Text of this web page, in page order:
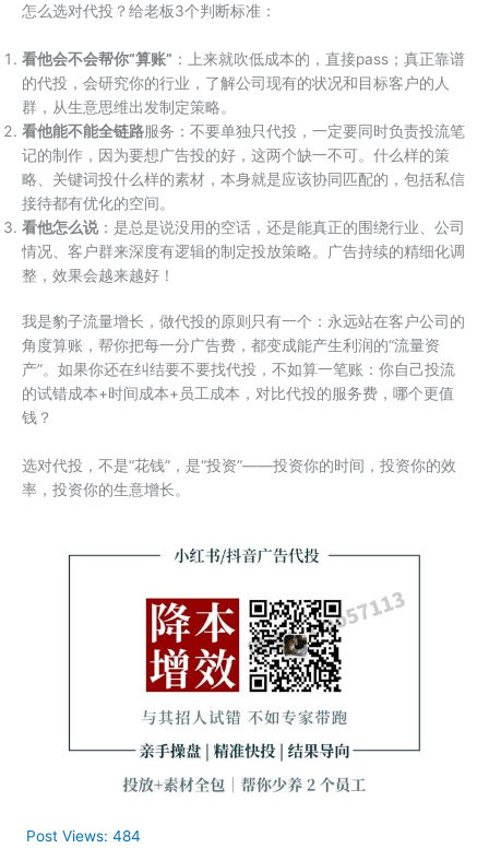
怎么选对代投？给老板3个判断标准：
看他会不会帮你“算账” ：上来就吹低成本的，直接pass；真正靠谱
的代投，会研究你的行业，了解公司现有的状况和目标客户的人
群，从生意思维出发制定策略。
看他能不能全链路服务：不要单独只代投，一定要同时负责投流笔
记的制作，因为要想广告投的好，这两个缺一不可。什么样的策
略、关键词投什么样的素材，本身就是应该协同匹配的，包括私信
接待都有优化的空间。
看他怎么说：是总是说没用的空话，还是能真正的围绕行业、公司
情况、客户群来深度有逻辑的制定投放策略。广告持续的精细化调
整，效果会越来越好！
我是豹子流量增长，做代投的原则只有一个：永远站在客户公司的
角度算账，帮你把每一分广告费，都变成能产生利润的“流量资
产”。如果你还在纠结要不要找代投，不如算一笔账：你自己投流
的试错成本+时间成本+员工成本，对比代投的服务费，哪个更值
钱？
选对代投，不是“花钱”，是“投资”——投资你的时间，投资你的效
率，投资你的生意增长。
Post Views: 484